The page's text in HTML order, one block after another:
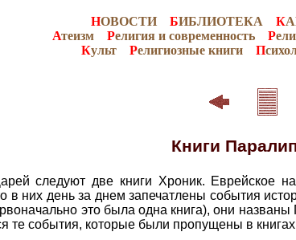
НОВОСТИ БИБЛИОТЕКА К
Атеизм Религия и современность Р
Культ Религиозные книги П
Книги
следуют две книги Хроник. Еврейское
в них день за днем запечатлены события
это была одна книга), они
те события, которые были пропущены в